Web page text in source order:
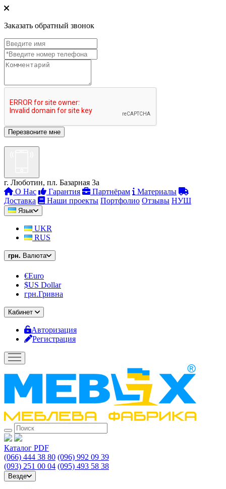
Заказать обратный звонок
г. Люботин, пл. Базарная 3а
О Нас
Гарантия Партнёрам
Материалы
Доставка
Наши проекты Портфолио Отзывы НУШ
Язык
UKR
RUS
грн. Валюта
€Euro
$US Dollar
грн.Гривна
Кабинет
Авторизация
Регистрация
Каталог PDF
(066) 444 38 80 (096) 992 09 39
(093) 251 00 04 (095) 493 58 38
Везде